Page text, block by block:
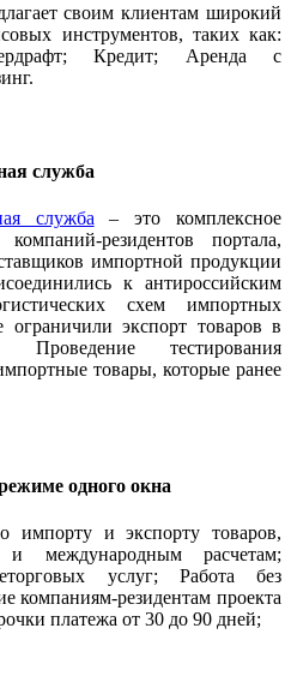
своим клиентам широкий
инструментов, таких как:
Кредит; Аренда с
служба
служба– это комплексное
резидентов портала,
импортной продукции
к антироссийским
схем импортных
ограничили экспорт товаров в
Проведение тестирования
товары, которые ранее
одного окна
импорту и экспорту товаров,
и международным расчетам;
услуг; Работа без
компаниям-резидентам проекта
платежа от 30 до 90 дней;